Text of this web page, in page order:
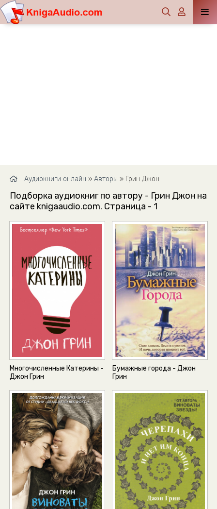
Аудиокниги онлайн » Авторы » Грин Джон
Подборка аудиокниг по автору - Грин Джон на
сайте knigaaudio.com. Страница - 1
Многочисленные Катерины -
Джон Грин
Бумажные города - Джон
Грин